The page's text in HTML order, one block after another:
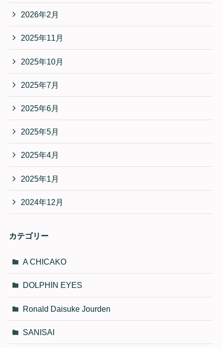
2026年2月
2025年11月
2025年10月
2025年7月
2025年6月
2025年5月
2025年4月
2025年1月
2024年12月
カテゴリー
A CHICAKO
DOLPHIN EYES
Ronald Daisuke Jourden
SANISAI